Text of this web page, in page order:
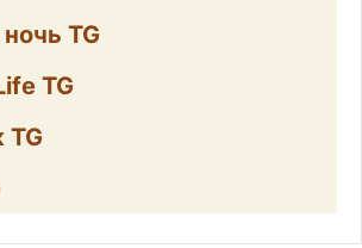
TG
TG
TG